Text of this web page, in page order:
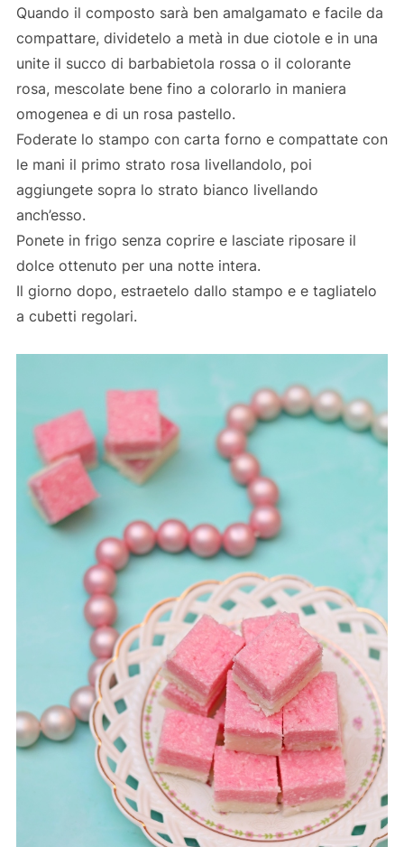
Quando il composto sarà ben amalgamato e facile da
compattare, dividetelo a metà in due ciotole e in una
unite il succo di barbabietola rossa o il colorante
rosa, mescolate bene fino a colorarlo in maniera
omogenea e di un rosa pastello.
Foderate lo stampo con carta forno e compattate con
le mani il primo strato rosa livellandolo, poi
aggiungete sopra lo strato bianco livellando
anch’esso.
Ponete in frigo senza coprire e lasciate riposare il
dolce ottenuto per una notte intera.
Il giorno dopo, estraetelo dallo stampo e e tagliatelo
a cubetti regolari.